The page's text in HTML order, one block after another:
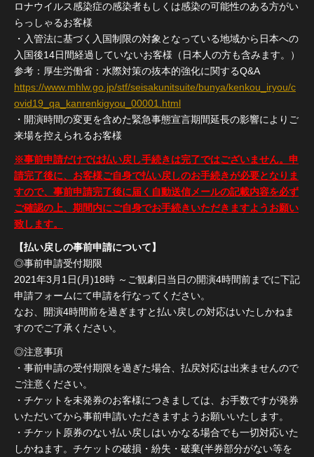
ロナウイルス感染症の感染者もしくは感染の可能性のある方がい
らっしゃるお客様
・入管法に基づく入国制限の対象となっている地域から日本への
入国後14日間経過していないお客様（日本人の方も含みます。）
参考：厚生労働省：水際対策の抜本的強化に関するQ&A
https://www.mhlw.go.jp/stf/seisakunitsuite/bunya/kenkou_iryou/c
ovid19_qa_kanrenkigyou_00001.html
・開演時間の変更を含めた緊急事態宣言期間延長の影響によりご
来場を控えられるお客様
※事前申請だけでは払い戻し手続きは完了ではございません。申
請完了後に、お客様ご自身で払い戻しのお手続きが必要となりま
すので、事前申請完了後に届く自動送信メールの記載内容を必ず
ご確認の上、期間内にご自身でお手続きいただきますようお願い
致します。
【払い戻しの事前申請について】
◎事前申請受付期限
2021年3月1日(月)18時 ～ご観劇日当日の開演4時間前までに下記
申請フォームにて申請を行なってください。
なお、開演4時間前を過ぎますと払い戻しの対応はいたしかねま
すのでご了承ください。
◎注意事項
・事前申請の受付期限を過ぎた場合、払戻対応は出来ませんので
ご注意ください。
・チケットを未発券のお客様につきましては、お手数ですが発券
いただいてから事前申請いただきますようお願いいたします。
・チケット原券のない払い戻しはいかなる場合でも一切対応いた
しかねます。チケットの破損・紛失・破棄(半券部分がない等を